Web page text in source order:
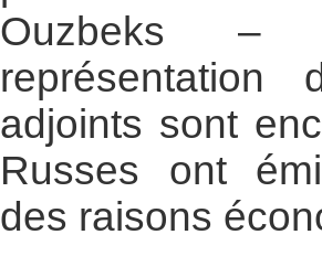
Ouzbeks –
adjoints sont
Russes ont
des raisons